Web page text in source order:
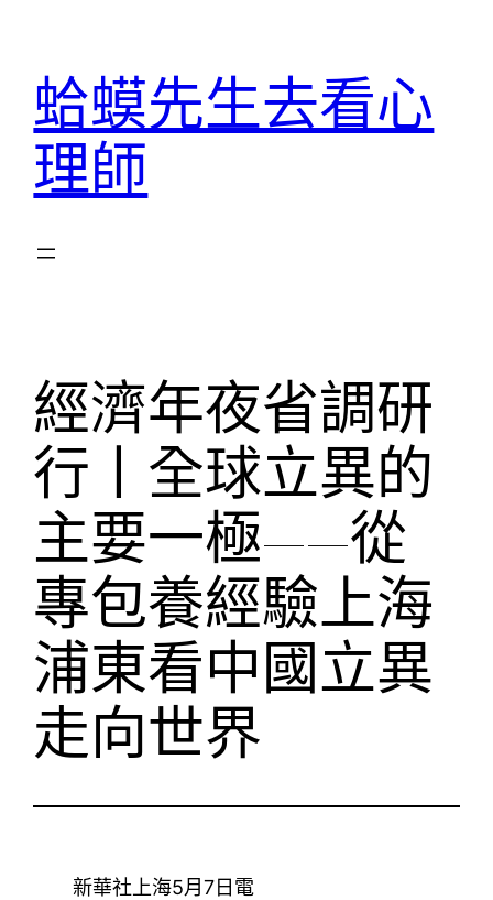
蛤蟆先生去看心
理師
經濟年夜省調研
行丨全球立異的
主要一極——從
專包養經驗上海
浦東看中國立異
走向世界
新華社上海5月7日電